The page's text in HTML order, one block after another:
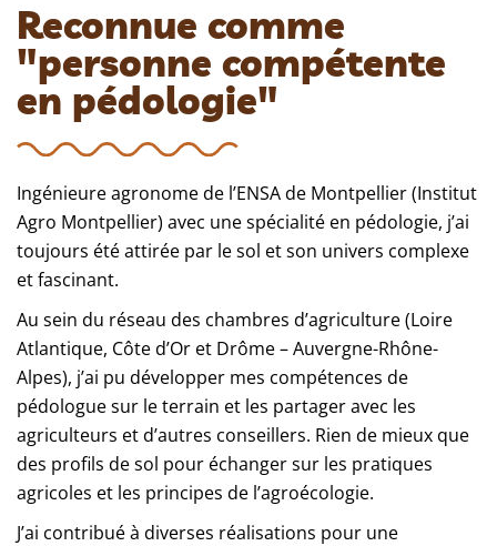
Reconnue comme
"personne compétente
en pédologie"
Ingénieure agronome de l’ENSA de Montpellier (Institut
Agro Montpellier) avec une spécialité en pédologie, j’ai
toujours été attirée par le sol et son univers complexe
et fascinant.
Au sein du réseau des chambres d’agriculture (Loire
Atlantique, Côte d’Or et Drôme – Auvergne-Rhône-
Alpes), j’ai pu développer mes compétences de
pédologue sur le terrain et les partager avec les
agriculteurs et d’autres conseillers. Rien de mieux que
des profils de sol pour échanger sur les pratiques
agricoles et les principes de l’agroécologie.
J’ai contribué à diverses réalisations pour une